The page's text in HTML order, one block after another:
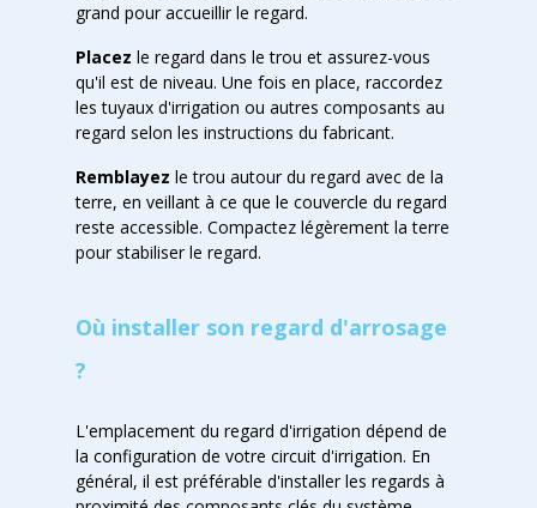
grand pour accueillir le regard.
Placez le regard dans le trou et assurez-vous
qu'il est de niveau. Une fois en place, raccordez
les tuyaux d'irrigation ou autres composants au
regard selon les instructions du fabricant.
Remblayez le trou autour du regard avec de la
terre, en veillant à ce que le couvercle du regard
reste accessible. Compactez légèrement la terre
pour stabiliser le regard.
Où installer son regard d'arrosage
?
L'emplacement du regard d'irrigation dépend de
la configuration de votre circuit d'irrigation. En
général, il est préférable d'installer les regards à